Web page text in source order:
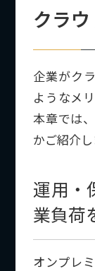
クラ
企業がク
ようなメ
本章では
かご紹介し
運用・
業負荷
オンプレ